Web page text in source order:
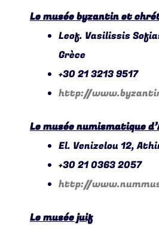
Le musée byzantin et
Leof. Vasilissis
Grèce
+30 21 3213 9517
http://
Le musée numismatique
El. Venizelou 12,
+30 21 0363 2057
http://
Le musée juif